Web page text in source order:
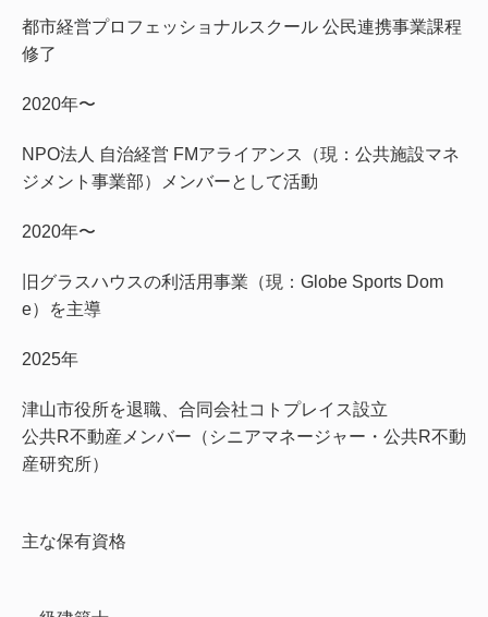
都市経営プロフェッショナルスクール 公民連携事業課程
修了
2020年〜
NPO法人 自治経営 FMアライアンス（現：公共施設マネ
ジメント事業部）メンバーとして活動
2020年〜
旧グラスハウスの利活用事業（現：Globe Sports Dom
e）を主導
2025年
津山市役所を退職、合同会社コトプレイス設立
公共R不動産メンバー（シニアマネージャー・公共R不動
産研究所）
主な保有資格